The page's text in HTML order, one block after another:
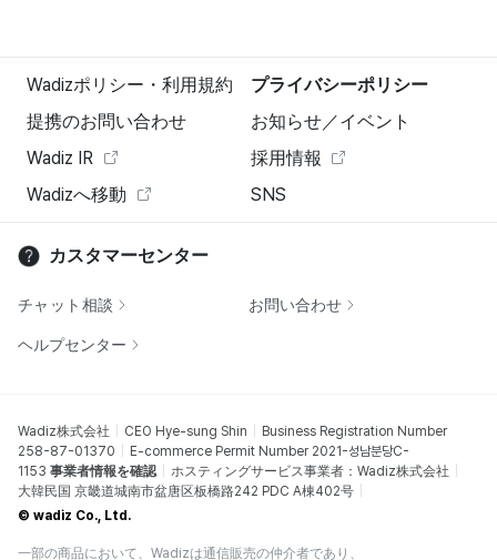
Wadizポリシー・利用規約
プライバシーポリシー
提携のお問い合わせ
お知らせ／イベント
Wadiz IR
採用情報
Wadizへ移動
SNS
カスタマーセンター
チャット相談 お問い合わせ
ヘルプセンター
Wadiz株式会社 CEO Hye-sung Shin
Business Registration Number
258-87-01370
E-commerce Permit Number 2021-성남분당C-
1153 事業者情報を確認
ホスティングサービス事業者：Wadiz株式会社
大韓民国 京畿道城南市盆唐区板橋路242 PDC A棟402号
© wadiz Co., Ltd.
一部の商品において、Wadizは通信販売の仲介者であり、